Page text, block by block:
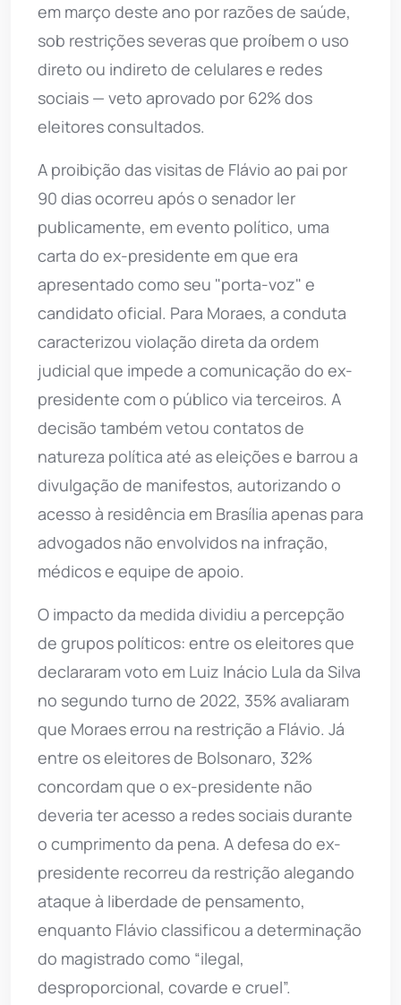
em março deste ano por razões de saúde,
sob restrições severas que proíbem o uso
direto ou indireto de celulares e redes
sociais — veto aprovado por 62% dos
eleitores consultados.
A proibição das visitas de Flávio ao pai por
90 dias ocorreu após o senador ler
publicamente, em evento político, uma
carta do ex-presidente em que era
apresentado como seu "porta-voz" e
candidato oficial. Para Moraes, a conduta
caracterizou violação direta da ordem
judicial que impede a comunicação do ex-
presidente com o público via terceiros. A
decisão também vetou contatos de
natureza política até as eleições e barrou a
divulgação de manifestos, autorizando o
acesso à residência em Brasília apenas para
advogados não envolvidos na infração,
médicos e equipe de apoio.
O impacto da medida dividiu a percepção
de grupos políticos: entre os eleitores que
declararam voto em Luiz Inácio Lula da Silva
no segundo turno de 2022, 35% avaliaram
que Moraes errou na restrição a Flávio. Já
entre os eleitores de Bolsonaro, 32%
concordam que o ex-presidente não
deveria ter acesso a redes sociais durante
o cumprimento da pena. A defesa do ex-
presidente recorreu da restrição alegando
ataque à liberdade de pensamento,
enquanto Flávio classificou a determinação
do magistrado como “ilegal,
desproporcional, covarde e cruel”.